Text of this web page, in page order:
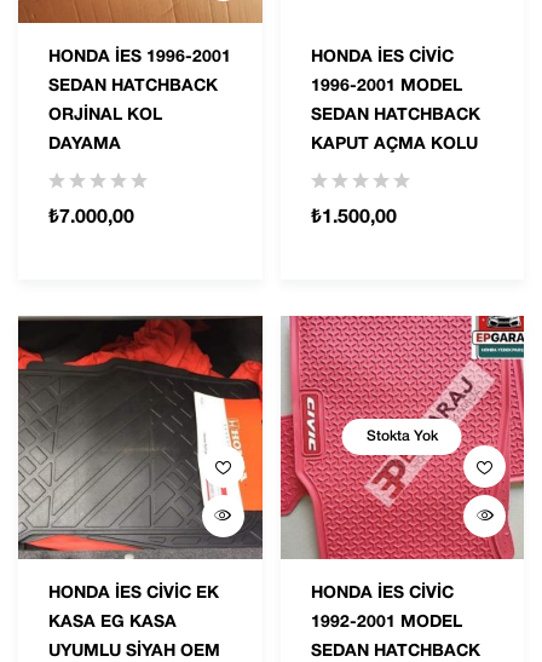
HONDA İES 1996-2001
SEDAN HATCHBACK
ORJINAL KOL
DAYAMA
₺7.000,00
HONDA İES CİVİC
1996-2001 MODEL
SEDAN HATCHBACK
KAPUT AÇMA KOLU
₺1.500,00
HONDA İES CİVİC EK
KASA EG KASA
UYUMLU SİYAH OEM
Stokta Yok
HONDA İES CİVİC
1992-2001 MODEL
SEDAN HATCHBACK